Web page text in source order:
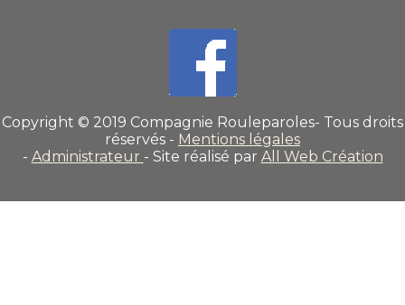
Copyright © 2019 Compagnie Rouleparoles- Tous droits
réservés - Mentions légales
- Administrateur - Site réalisé par All Web Création